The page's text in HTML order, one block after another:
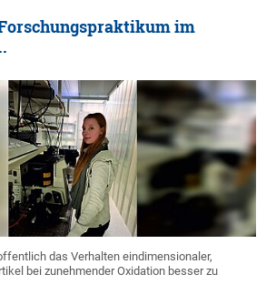
im
das Verhalten eindimensionaler,
bei zunehmender Oxidation besser zu